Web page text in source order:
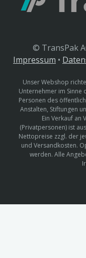
© TransPak
Impressum •
Unser Webshop
Unternehmer im Sinne
Personen des
Anstalten, Stiftungen
Ein Verkauf an
(Privatpersonen) ist
Nettopreise zzgl. der
und Versandkosten.
werden. Alle